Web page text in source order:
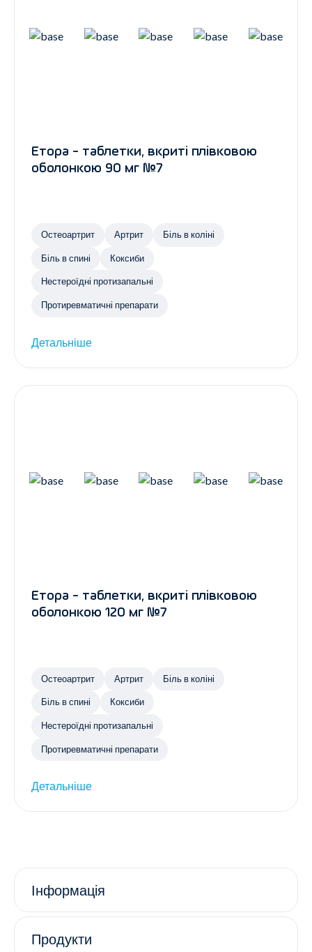
Етора - таблетки, вкриті плівковою
оболонкою 90 мг №7
Остеоартрит Артрит Біль в коліні
Біль в спині Коксиби
Нестероїдні протизапальні
Протиревматичні препарати
Детальніше
Етора - таблетки, вкриті плівковою
оболонкою 120 мг №7
Остеоартрит Артрит Біль в коліні
Біль в спині Коксиби
Нестероїдні протизапальні
Протиревматичні препарати
Детальніше
Інформація
Продукти